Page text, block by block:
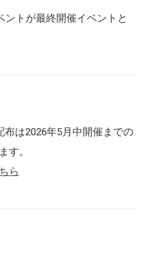
ントが最終開催イベントと
は2026年5月中開催までの
す。
ら